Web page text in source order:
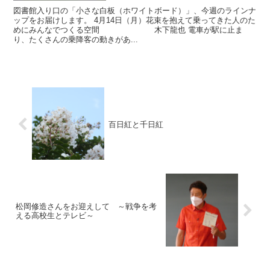
図書館入り口の「小さな白板（ホワイトボード）」、今週のラインナ
ップをお届けします。 4月14日（月）花束を抱えて乗ってきた人のた
めにみんなでつくる空間 木下龍也 電車が駅に止ま
り、たくさんの乗降客の動きがあ...
百日紅と千日紅
松岡修造さんをお迎えして ～戦争を考
える高校生とテレビ～